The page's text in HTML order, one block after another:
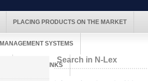
PLACING PRODUCTS ON THE MARKET
MANAGEMENT SYSTEMS
USEFUL LINKS
Search in N-Lex